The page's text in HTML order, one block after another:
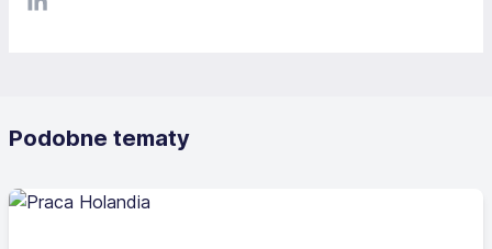
Podobne tematy